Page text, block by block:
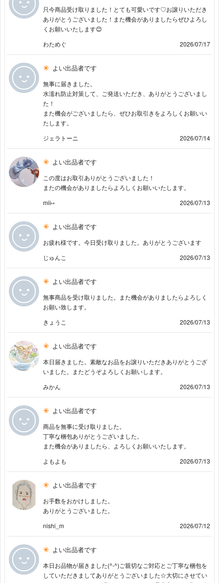
只今商品受け取りました！とても可愛いです♡お譲りいただき
ありがとうございました！また機会がありましたらぜひよろし
くお願いいたします😊
わためぐ
2026/07/17
よい出品者です
無事に届きました。
水濡れ防止対策して、ご発送いただき、ありがとうございまし
た！
また機会がございましたら、ぜひお取引きをよろしくお願いい
たします。
ジェラトーニ
2026/07/14
よい出品者です
この度はお取引ありがとうございました！
またの機会がありましたらよろしくお願いいたします。
mii⑅
2026/07/13
よい出品者です
お疲れ様です。今日受け取りました。ありがとうございます
じゅんこ
2026/07/13
よい出品者です
無事商品を受け取りました。また機会がありましたらよろしく
お願い致します。
きょうこ
2026/07/13
よい出品者です
本日届きました。素敵なお品をお譲りいただきありがとうござ
いました。またどうぞよろしくお願いします。
みかん
2026/07/13
よい出品者です
商品を無事に受け取りました。
丁寧な梱包ありがとうございました。
また機会がありましたら、よろしくお願いいたします。
よもよも
2026/07/13
よい出品者です
お手数をおかけしました。
ありがとうございました。
nishi_m
2026/07/12
よい出品者です
本日お品物が届きました(^-^)ご親切なご対応とご丁寧な梱包を
していただきましてありがとうございました☆大切にさせてい